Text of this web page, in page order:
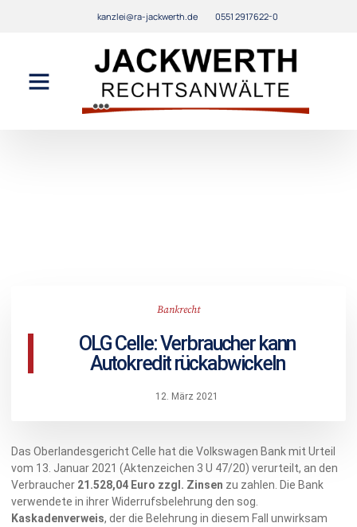
kanzlei@ra-jackwerth.de 0551 2917622-0
Bankrecht
OLG Celle: Verbraucher kann
Autokredit rückabwickeln
12. März 2021
Das Oberlandesgericht Celle hat die Volkswagen Bank mit Urteil
vom 13. Januar 2021 (Aktenzeichen 3 U 47/20) verurteilt, an den
Verbraucher 21.528,04 Euro zzgl. Zinsen zu zahlen. Die Bank
verwendete in ihrer Widerrufsbelehrung den sog.
Kaskadenverweis, der die Belehrung in diesem Fall unwirksam